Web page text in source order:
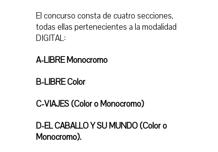
El concurso consta de cuatro secciones,
todas ellas pertenecientes a la modalidad
DIGITAL:
A-LIBRE Monocromo
B-LIBRE Color
C-VIAJES (Color o Monocromo)
D-EL CABALLO Y SU MUNDO (Color o
Monocromo).